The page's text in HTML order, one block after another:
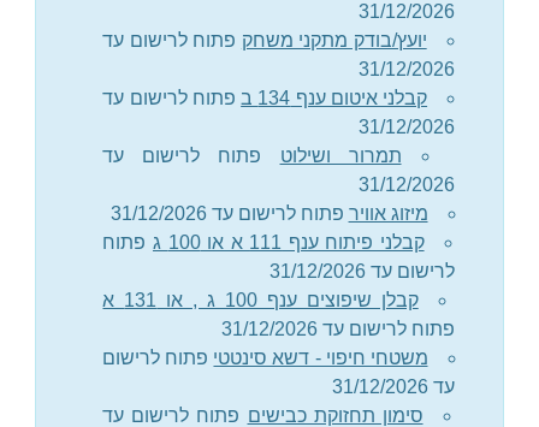
31/12/2026
יועץ/בודק מתקני משחק פתוח לרישום עד
31/12/2026
קבלני איטום ענף 134 ב
פתוח לרישום עד
31/12/2026
תמרור ושילוט פתוח לרישום עד
31/12/2026
מיזוג אוויר פתוח לרישום עד 31/12/2026
קבלני פיתוח ענף 111 א או 100 ג
פתוח
לרישום עד 31/12/2026
קבלן שיפוצים ענף 100 ג , או 131 א
פתוח לרישום עד 31/12/2026
משטחי חיפוי - דשא סינטטי פתוח לרישום
עד 31/12/2026
סימון תחזוקת כבישים פתוח לרישום עד